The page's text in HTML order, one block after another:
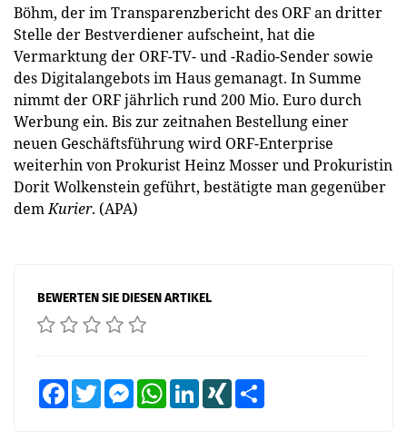
Böhm, der im Transparenzbericht des ORF an dritter
Stelle der Bestverdiener aufscheint, hat die
Vermarktung der ORF-TV- und -Radio-Sender sowie
des Digitalangebots im Haus gemanagt. In Summe
nimmt der ORF jährlich rund 200 Mio. Euro durch
Werbung ein. Bis zur zeitnahen Bestellung einer
neuen Geschäftsführung wird ORF-Enterprise
weiterhin von Prokurist Heinz Mosser und Prokuristin
Dorit Wolkenstein geführt, bestätigte man gegenüber
demKurier. (APA)
BEWERTEN SIE DIESEN ARTIKEL
FacebookTwitter MessengerWhatsAppLinkedInXING